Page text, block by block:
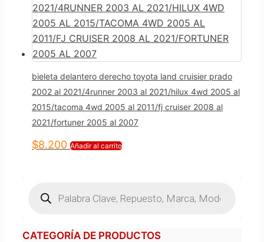
bieleta delantero derecho toyota land cruisier prado
2002 al 2021/4runner 2003 al 2021/hilux 4wd 2005 al
2015/tacoma 4wd 2005 al 2011/fj cruiser 2008 al
2021/fortuner 2005 al 2007
$8.200 Añadir al carrito
productos
CATEGORÍA DE PRODUCTOS